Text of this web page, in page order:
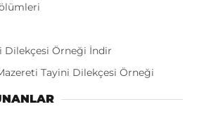
Dilekçesi Örneği İndir
Tayini Dilekçesi Örneği